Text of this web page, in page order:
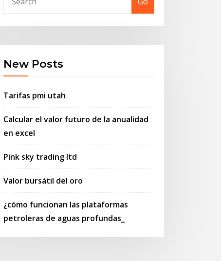
New Posts
Tarifas pmi utah
Calcular el valor futuro de la anualidad
en excel
Pink sky trading ltd
Valor bursátil del oro
¿cómo funcionan las plataformas
petroleras de aguas profundas_